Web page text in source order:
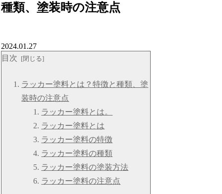
種類、塗装時の注意点
2024.01.27
目次
ラッカー塗料とは？特徴と種類、塗
装時の注意点
ラッカー塗料とは。
ラッカー塗料とは
ラッカー塗料の特徴
ラッカー塗料の種類
ラッカー塗料の塗装方法
ラッカー塗料の注意点